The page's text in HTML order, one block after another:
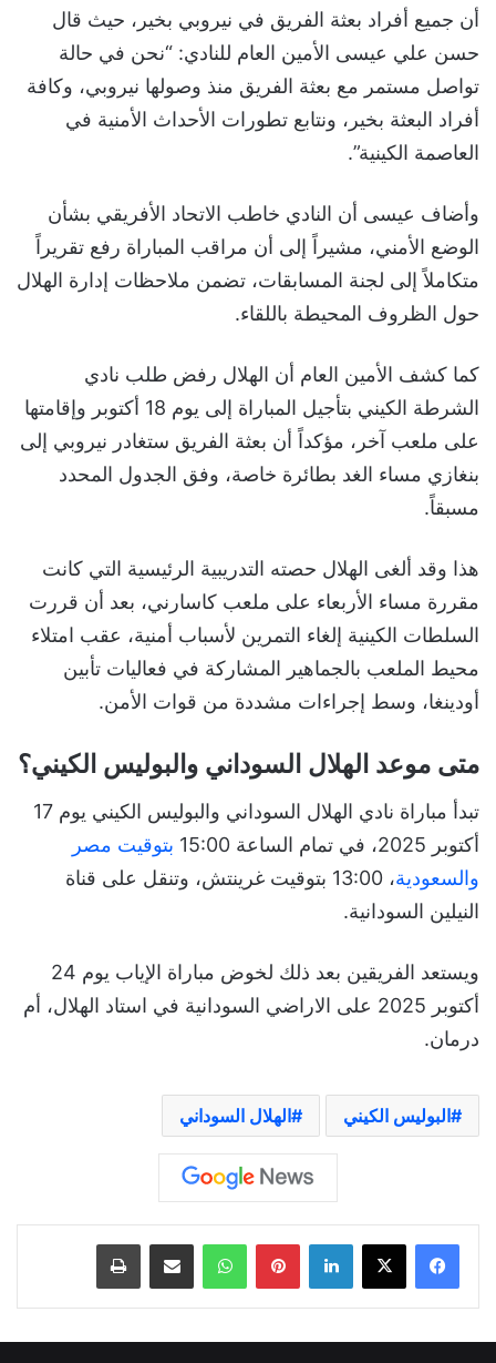
أن جميع أفراد بعثة الفريق في نيروبي بخير، حيث قال
حسن علي عيسى الأمين العام للنادي: “نحن في حالة
تواصل مستمر مع بعثة الفريق منذ وصولها نيروبي، وكافة
أفراد البعثة بخير، ونتابع تطورات الأحداث الأمنية في
العاصمة الكينية”.
وأضاف عيسى أن النادي خاطب الاتحاد الأفريقي بشأن
الوضع الأمني، مشيراً إلى أن مراقب المباراة رفع تقريراً
متكاملاً إلى لجنة المسابقات، تضمن ملاحظات إدارة الهلال
حول الظروف المحيطة باللقاء.
كما كشف الأمين العام أن الهلال رفض طلب نادي
الشرطة الكيني بتأجيل المباراة إلى يوم 18 أكتوبر وإقامتها
على ملعب آخر، مؤكداً أن بعثة الفريق ستغادر نيروبي إلى
بنغازي مساء الغد بطائرة خاصة، وفق الجدول المحدد
مسبقاً.
هذا وقد ألغى الهلال حصته التدريبية الرئيسية التي كانت
مقررة مساء الأربعاء على ملعب كاسارني، بعد أن قررت
السلطات الكينية إلغاء التمرين لأسباب أمنية، عقب امتلاء
محيط الملعب بالجماهير المشاركة في فعاليات تأبين
أودينغا، وسط إجراءات مشددة من قوات الأمن.
متى موعد الهلال السوداني والبوليس الكيني؟
تبدأ مباراة نادي الهلال السوداني والبوليس الكيني يوم 17
أكتوبر 2025، في تمام الساعة 15:00
بتوقيت مصر
والسعودية
، 13:00 بتوقيت غرينتش، وتنقل على قناة
النيلين السودانية.
ويستعد الفريقين بعد ذلك لخوض مباراة الإياب يوم 24
أكتوبر 2025 على الاراضي السودانية في استاد الهلال، أم
درمان.
البوليس الكيني الهلال السوداني
لينكدإن بينتيريست واتساب